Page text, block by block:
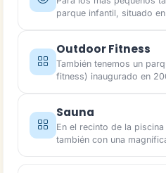
parque infantil, situado
Outdoor Fitness
También tenemos un
fitness) inaugurado en
Sauna
En el recinto de la
también con una